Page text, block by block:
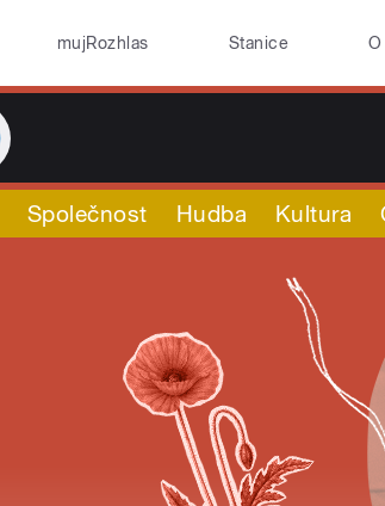
mujRozhlas Stanice
Společnost Hudba Kultura